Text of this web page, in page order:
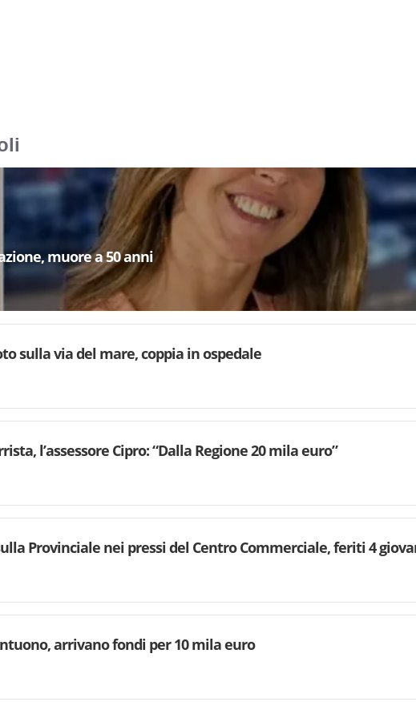
muore a 50 anni
sulla via del mare, coppia in ospedale
l’assessore Cipro: “Dalla Regione 20 mila euro”
Provinciale nei pressi del Centro Commerciale, feriti 4
arrivano fondi per 10 mila euro